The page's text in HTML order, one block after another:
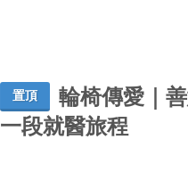
置頂
輪椅傳愛｜
一段就醫旅程